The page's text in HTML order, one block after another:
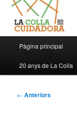
principal
Pàgina principal
20 anys de La Colla
Navegació
← Anteriors